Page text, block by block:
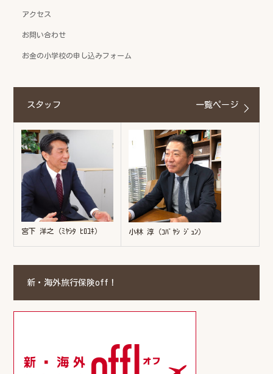
アクセス
お問い合わせ
お金の小学校の申し込みフォーム
スタッフ 一覧ページ
宮下 洋之（ﾐﾔｼﾀ ﾋﾛﾕｷ） 小林 淳（ｺﾊﾞﾔｼ ｼﾞｭﾝ）
新・海外旅行保険off！